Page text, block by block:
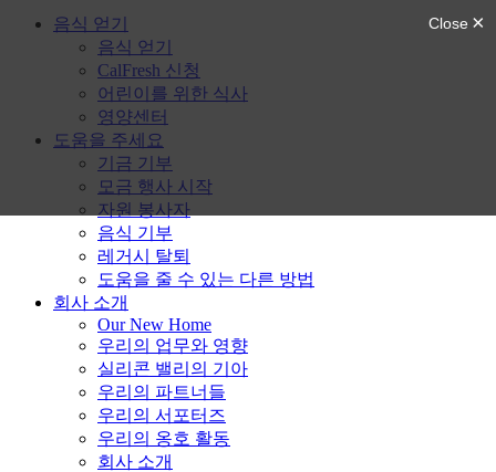
음식 얻기
음식 얻기
CalFresh 신청
어린이를 위한 식사
영양센터
도움을 주세요
기금 기부
모금 행사 시작
자원 봉사자
음식 기부
레거시 탈퇴
도움을 줄 수 있는 다른 방법
회사 소개
Our New Home
우리의 업무와 영향
실리콘 밸리의 기아
우리의 파트너들
우리의 서포터즈
우리의 옹호 활동
회사 소개